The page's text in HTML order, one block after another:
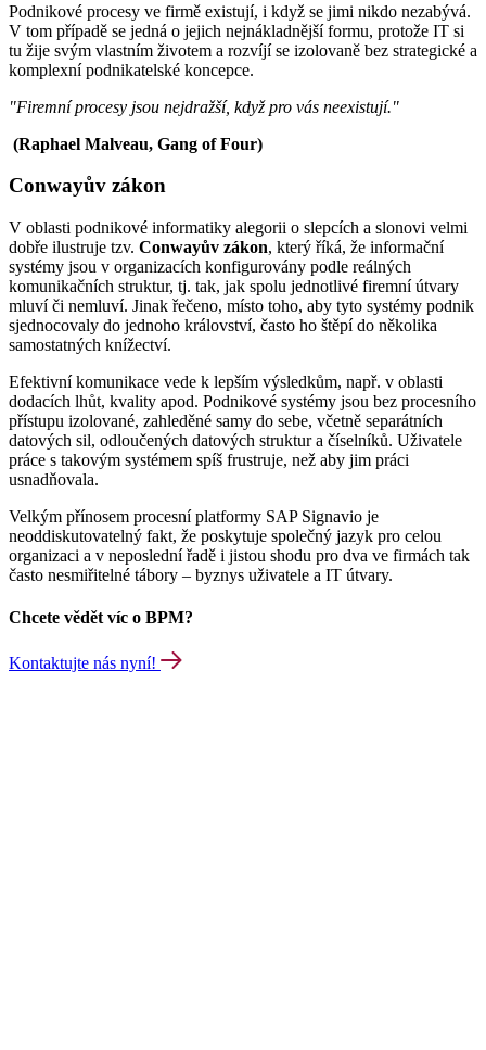
Podnikové procesy ve firmě existují, i když se jimi nikdo nezabývá.
V tom případě se jedná o jejich nejnákladnější formu, protože IT si
tu žije svým vlastním životem a rozvíjí se izolovaně bez strategické a
komplexní podnikatelské koncepce.
"Firemní procesy jsou nejdražší, když pro vás neexistují."
(Raphael Malveau, Gang of Four)
Conwayův zákon
V oblasti podnikové informatiky alegorii o slepcích a slonovi velmi
dobře ilustruje tzv. Conwayův zákon, který říká, že informační
systémy jsou v organizacích konfigurovány podle reálných
komunikačních struktur, tj. tak, jak spolu jednotlivé firemní útvary
mluví či nemluví. Jinak řečeno, místo toho, aby tyto systémy podnik
sjednocovaly do jednoho království, často ho štěpí do několika
samostatných knížectví.
Efektivní komunikace vede k lepším výsledkům, např. v oblasti
dodacích lhůt, kvality apod. Podnikové systémy jsou bez procesního
přístupu izolované, zahleděné samy do sebe, včetně separátních
datových sil, odloučených datových struktur a číselníků. Uživatele
práce s takovým systémem spíš frustruje, než aby jim práci
usnadňovala.
Velkým přínosem procesní platformy SAP Signavio je
neoddiskutovatelný fakt, že poskytuje společný jazyk pro celou
organizaci a v neposlední řadě i jistou shodu pro dva ve firmách tak
často nesmiřitelné tábory – byznys uživatele a IT útvary.
Chcete vědět víc o BPM?
Kontaktujte nás nyní!